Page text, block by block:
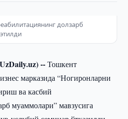
долзарб
--Тошкент
марказида “Ногиронларни
ва касбий
муаммолари” мавзусига